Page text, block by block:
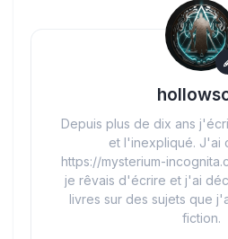
Depuis plus de dix ans
et l'inexpliqué. J'ai
https://mysterium-
je rêvais d'écrire et j'ai
livres sur des sujets que
fiction.